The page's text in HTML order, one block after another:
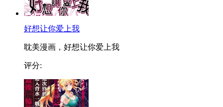
好想让你爱上我
耽美漫画，好想让你爱上我
评分: